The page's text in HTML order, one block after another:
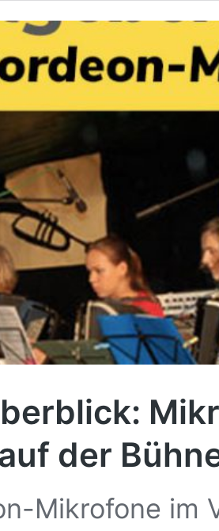
der
Mikrofone im